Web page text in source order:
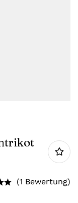
(1 Bewertung)